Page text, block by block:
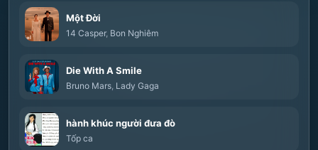
Một Đời
14 Casper, Bon Nghiêm
Die With A Smile
Bruno Mars, Lady Gaga
hành khúc người đưa đò
Tốp ca